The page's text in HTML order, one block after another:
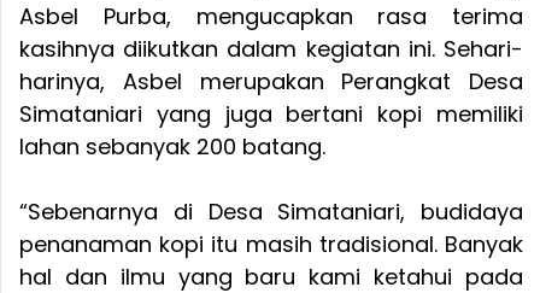
Asbel Purba, mengucapkan rasa terima
kasihnya diikutkan dalam kegiatan ini. Sehari-
harinya, Asbel merupakan Perangkat Desa
Simataniari yang juga bertani kopi memiliki
lahan sebanyak 200 batang.
“Sebenarnya di Desa Simataniari, budidaya
penanaman kopi itu masih tradisional. Banyak
hal dan ilmu yang baru kami ketahui pada